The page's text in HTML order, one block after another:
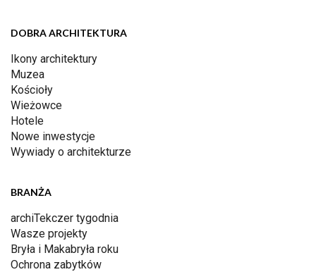
DOBRA ARCHITEKTURA
Ikony architektury
Muzea
Kościoły
Wieżowce
Hotele
Nowe inwestycje
Wywiady o architekturze
BRANŻA
archiTekczer tygodnia
Wasze projekty
Bryła i Makabryła roku
Ochrona zabytków